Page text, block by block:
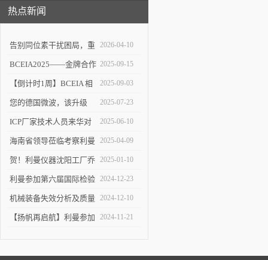
热点新闻
告别同位素干扰困局，重
塑 ICP-MS 分析新境界！
2026-04-10
BCEIA2025——金牌合作
伙伴的见证
2025-09-15
【倒计时1周】BCEIA 相
约利曼 不见不散 9.10-12
2025-09-03
您的德国微波，该升级
了！
2025-07-23
ICP厂家技术人员来华对
利曼进行培训
2025-06-10
海南省领导莅临考察利曼
仪器沈阳工厂
2025-04-09
贺！利曼仪器沈阳工厂乔
迁新址
2025-01-10
利曼参加第六届国际检验
检测技术与装备博览会
2024-12-23
机械装备失效分析及质量
改进技术交流会在陕举办
2024-12-10
【扬帆再启航】利曼参加
展
2024-11-21